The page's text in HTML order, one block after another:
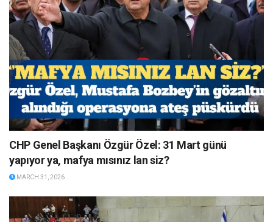
CHP Genel Başkanı Özgür Özel: 31 Mart günü
yapıyor ya, mafya mısınız lan siz?
MARCH 31, 2026